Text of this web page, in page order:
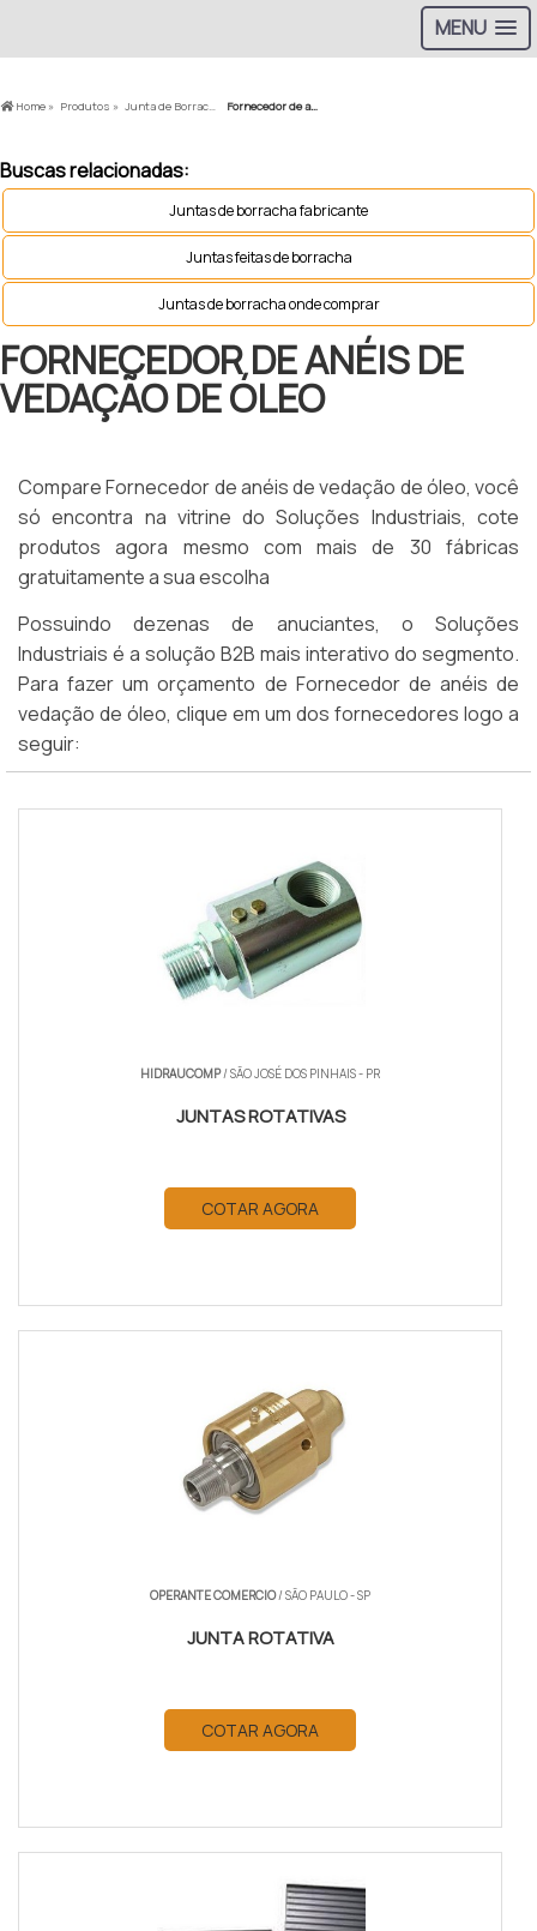
MENU
Home » Produtos » Junta de Borracha » Fornecedor de anéis de vedação de óleo
Buscas relacionadas:
Juntas de borracha fabricante
Juntas feitas de borracha
Juntas de borracha onde comprar
FORNECEDOR DE ANÉIS DE
VEDAÇÃO DE ÓLEO
Compare Fornecedor de anéis de vedação de óleo, você
só encontra na vitrine do Soluções Industriais, cote
produtos agora mesmo com mais de 30 fábricas
gratuitamente a sua escolha
Possuindo dezenas de anuciantes, o Soluções
Industriais é a solução B2B mais interativo do segmento.
Para fazer um orçamento de Fornecedor de anéis de
vedação de óleo, clique em um dos fornecedores logo a
seguir:
HIDRAUCOMP/ SÃO JOSÉ DOS PINHAIS - PR
JUNTAS ROTATIVAS
COTAR AGORA
OPERANTE COMERCIO/ SÃO PAULO - SP
JUNTA ROTATIVA
COTAR AGORA